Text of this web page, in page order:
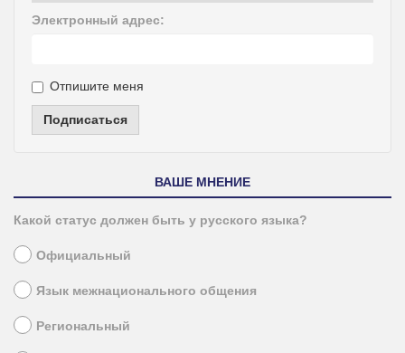
Электронный адрес:
Отпишите меня
Подписаться
ВАШЕ МНЕНИЕ
Какой статус должен быть у русского языка?
Официальный
Язык межнационального общения
Региональный